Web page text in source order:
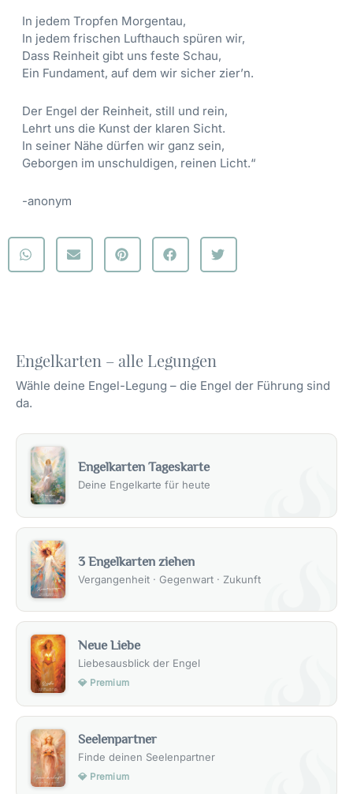
In jedem Tropfen Morgentau,
In jedem frischen Lufthauch spüren wir,
Dass Reinheit gibt uns feste Schau,
Ein Fundament, auf dem wir sicher zier’n.
Der Engel der Reinheit, still und rein,
Lehrt uns die Kunst der klaren Sicht.
In seiner Nähe dürfen wir ganz sein,
Geborgen im unschuldigen, reinen Licht.“
-anonym
Engelkarten – alle Legungen
Wähle deine Engel-Legung – die Engel der Führung sind
da.
Engelkarten Tageskarte
Deine Engelkarte für heute
3 Engelkarten ziehen
Vergangenheit · Gegenwart · Zukunft
Neue Liebe
Liebesausblick der Engel
💎 Premium
Seelenpartner
Finde deinen Seelenpartner
💎 Premium